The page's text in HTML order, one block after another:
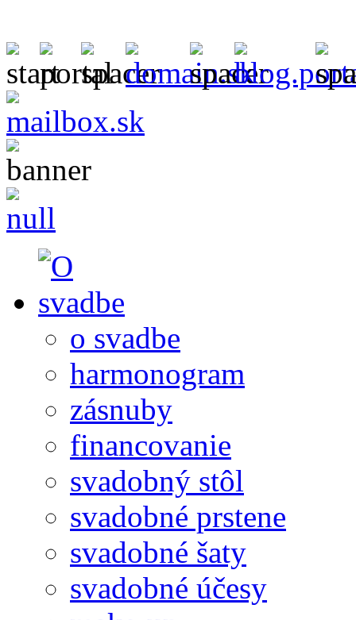
o svadbe
harmonogram
zásnuby
financovanie
svadobný stôl
svadobné prstene
svadobné šaty
svadobné účesy